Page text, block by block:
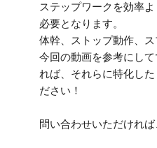
ステップワークを効率
必要となります。
体幹、ストップ動作、
今回の動画を参考にし
れば、それらに特化し
ださい！
問い合わせいただけれ